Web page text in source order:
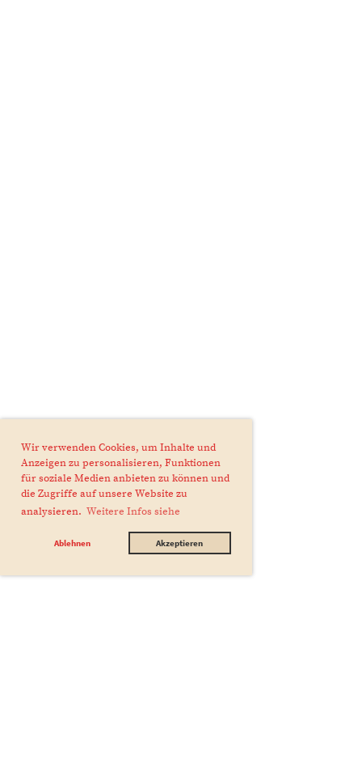
Wir verwenden Cookies, um Inhalte und
Anzeigen zu personalisieren, Funktionen
für soziale Medien anbieten zu können und
die Zugriffe auf unsere Website zu
analysieren. Weitere Infos siehe
Ablehnen Akzeptieren